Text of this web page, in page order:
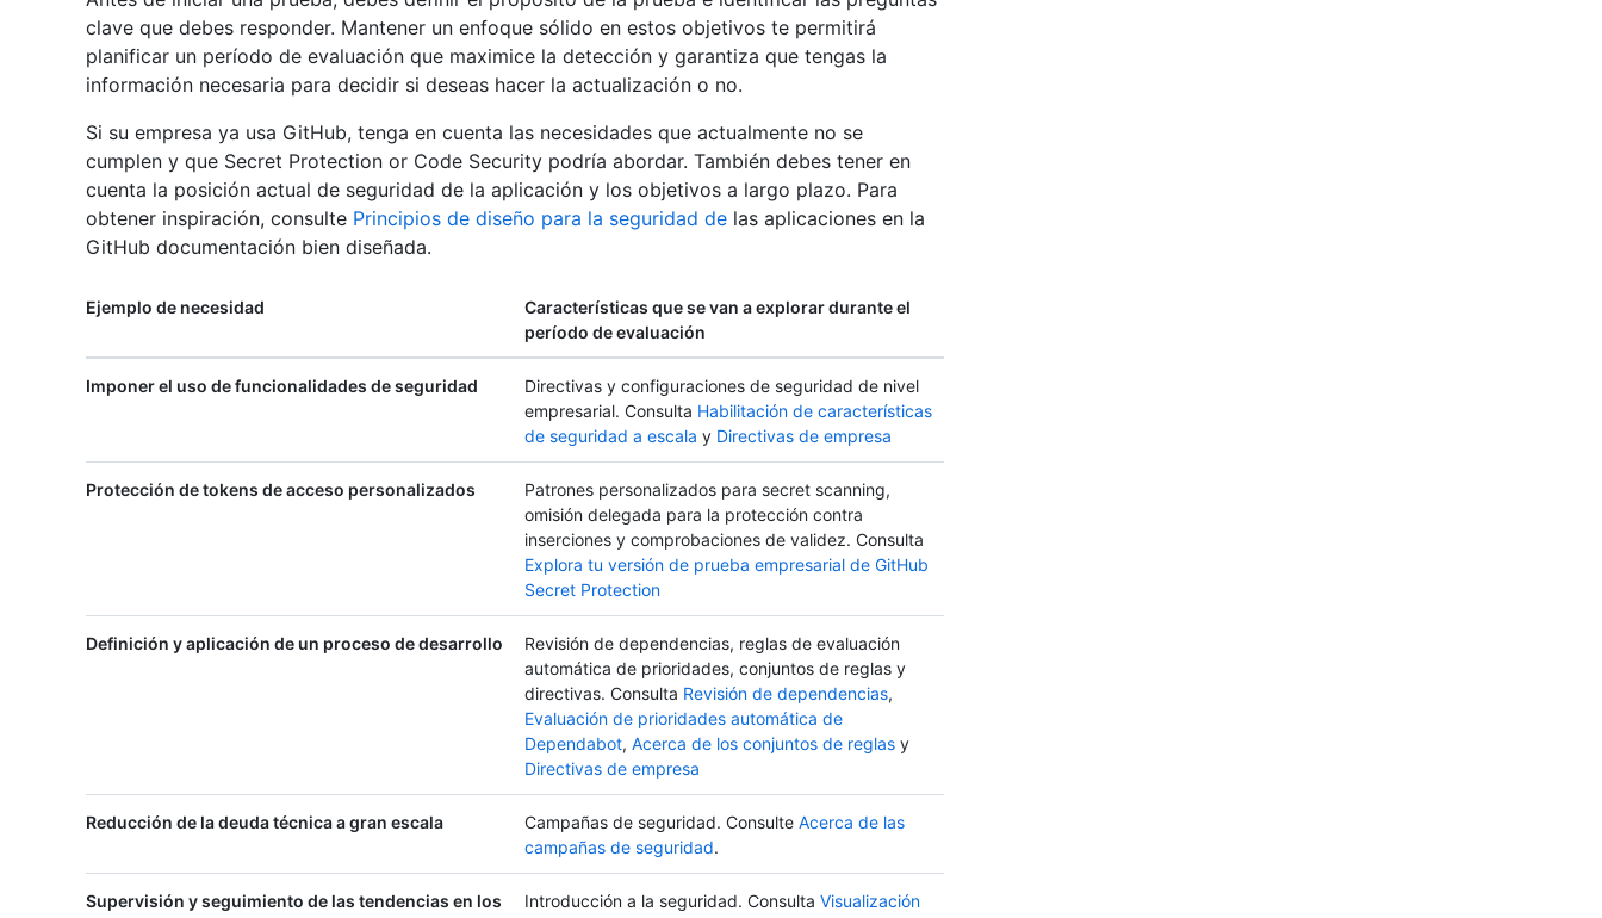
clave que debes responder. Mantener un enfoque sólido en estos objetivos te permitirá
planificar un período de evaluación que maximice la detección y garantiza que tengas la
información necesaria para decidir si deseas hacer la actualización o no.
Si su empresa ya usa GitHub, tenga en cuenta las necesidades que actualmente no se
cumplen y que Secret Protection or Code Security podría abordar. También debes tener en
cuenta la posición actual de seguridad de la aplicación y los objetivos a largo plazo. Para
obtener inspiración, consulte Principios de diseño para la seguridad de las aplicaciones en la
GitHub documentación bien diseñada.
Ejemplo de necesidad
Características que se van a explorar durante el
período de evaluación
Imponer el uso de funcionalidades de seguridad
Directivas y configuraciones de seguridad de nivel
empresarial. Consulta Habilitación de características
de seguridad a escala y Directivas de empresa
Protección de tokens de acceso personalizados
Patrones personalizados para secret scanning,
omisión delegada para la protección contra
inserciones y comprobaciones de validez. Consulta
Explora tu versión de prueba empresarial de GitHub
Secret Protection
Definición y aplicación de un proceso de desarrollo
Revisión de dependencias, reglas de evaluación
automática de prioridades, conjuntos de reglas y
directivas. Consulta Revisión de dependencias,
Evaluación de prioridades automática de
Dependabot, Acerca de los conjuntos de reglas y
Directivas de empresa
Reducción de la deuda técnica a gran escala Campañas de seguridad. Consulte Acerca de las
campañas de seguridad.
Supervisión y seguimiento de las tendencias en los
Introducción a la seguridad. Consulta Visualización